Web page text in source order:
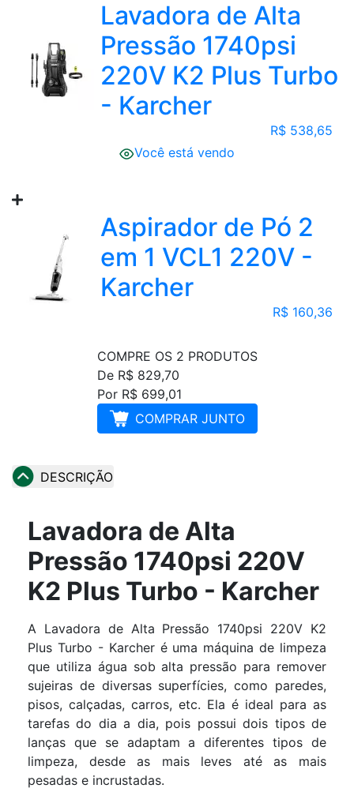
Lavadora de Alta
Pressão 1740psi
220V K2 Plus Turbo
- Karcher
R$ 538,65
Você está vendo
Aspirador de Pó 2
em 1 VCL1 220V -
Karcher
R$ 160,36
COMPRE OS 2 PRODUTOS
De R$ 829,70
Por R$ 699,01
COMPRAR JUNTO
DESCRIÇÃO
Lavadora de Alta
Pressão 1740psi 220V
K2 Plus Turbo - Karcher
A Lavadora de Alta Pressão 1740psi 220V K2
Plus Turbo - Karcher é uma máquina de limpeza
que utiliza água sob alta pressão para remover
sujeiras de diversas superfícies, como paredes,
pisos, calçadas, carros, etc. Ela é ideal para as
tarefas do dia a dia, pois possui dois tipos de
lanças que se adaptam a diferentes tipos de
limpeza, desde as mais leves até as mais
pesadas e incrustadas.